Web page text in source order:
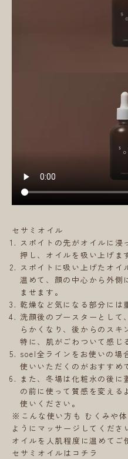
セサミオイル
スポイトの先がオイルに浸
押し、オイルを吸い上げま
スポイトに吸い上げたオイ
温めて、顔の中心から外側
ませます。
乾燥など気になる部分には
洗顔後のブースターとして
らかくなり、後からのスキ
特に、肌がごわついて感じ
soel全ラインをお使いの場
使いいただくのがおすすめ
また、冬場は化粧水の後に
の前に使って質感を変える
使いください。
※こんな使い方も むくみや
ようにマッサージしてくださ
オイルを人肌程度に温めてご
セサミオイルはコチラ